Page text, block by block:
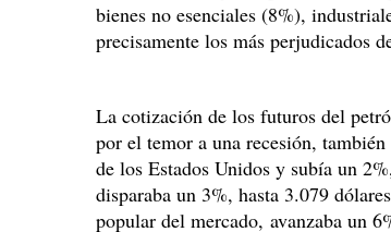
bienes no esenciales (8%),
precisamente los más perjudicados
La cotización de los futuros del
por el temor a una recesión,
de los Estados Unidos y subía un
disparaba un 3%, hasta 3.079
popular del mercado, avanzaba un